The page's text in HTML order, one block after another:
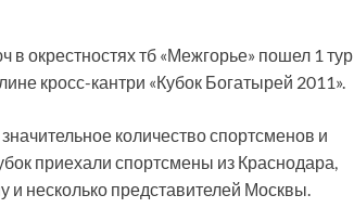
в окрестностях тб «Межгорье» пошел 1 тур
кросс-кантри «Кубок Богатырей 2011».
количество спортсменов и
приехали спортсмены из Краснодара,
несколько представителей Москвы.